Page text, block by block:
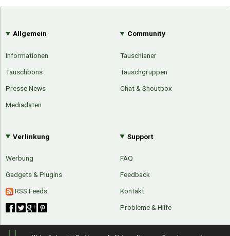
Allgemein
Informationen
Tauschbons
Presse News
Mediadaten
Community
Tauschianer
Tauschgruppen
Chat & Shoutbox
Verlinkung
Werbung
Gadgets & Plugins
RSS Feeds
Support
FAQ
Feedback
Kontakt
Probleme & Hilfe